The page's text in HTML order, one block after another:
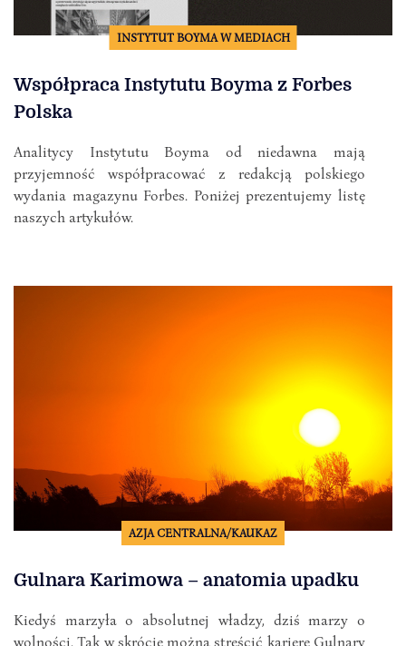
INSTYTUT BOYMA W MEDIACH
Współpraca Instytutu Boyma z Forbes
Polska
Analitycy Instytutu Boyma od niedawna mają
przyjemność współpracować z redakcją polskiego
wydania magazynu Forbes. Poniżej prezentujemy listę
naszych artykułów.
AZJA CENTRALNA/KAUKAZ
Gulnara Karimowa – anatomia upadku
Kiedyś marzyła o absolutnej władzy, dziś marzy o
wolności. Tak w skrócie można streścić karierę Gulnary